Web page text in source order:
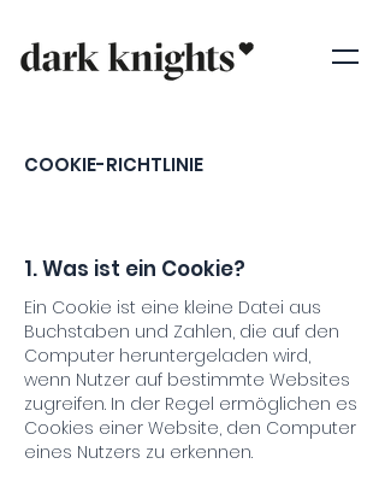
COOKIE-RICHTLINIE
1. Was ist ein Cookie?
Ein Cookie ist eine kleine Datei aus
Buchstaben und Zahlen, die auf den
Computer heruntergeladen wird,
wenn Nutzer auf bestimmte Websites
zugreifen. In der Regel ermöglichen es
Cookies einer Website, den Computer
eines Nutzers zu erkennen.